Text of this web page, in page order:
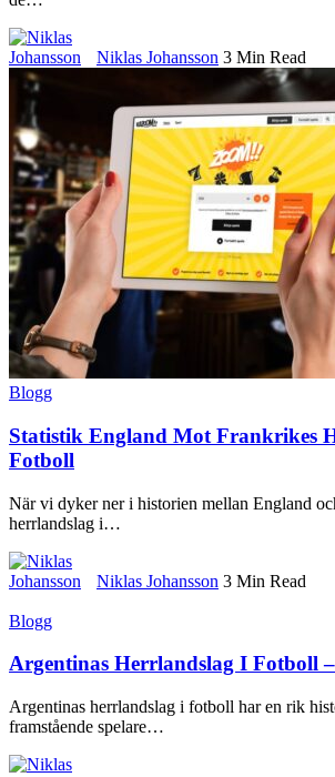
Niklas Johansson 3 Min Read
Blogg
Statistik England Mot Frankrikes
Fotboll
När vi dyker ner i historien mellan England
herrlandslag i…
Niklas Johansson 3 Min Read
Blogg
Argentinas Herrlandslag I Fotboll
Argentinas herrlandslag i fotboll har en rik
framstående spelare…